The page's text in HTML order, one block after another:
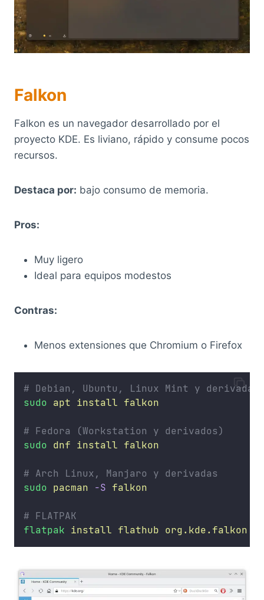
Falkon
Falkon es un navegador desarrollado por el
proyecto KDE. Es liviano, rápido y consume pocos
recursos.
Destaca por: bajo consumo de memoria.
Pros:
Muy ligero
Ideal para equipos modestos
Contras:
Menos extensiones que Chromium o Firefox
# Debian, Ubuntu, Linux Mint y derivadas
sudo apt install falkon
# Fedora (Workstation y derivados)
sudo dnf install falkon
# Arch Linux, Manjaro y derivadas
sudo pacman -S falkon
# FLATPAK
flatpak install flathub org.kde.falkon